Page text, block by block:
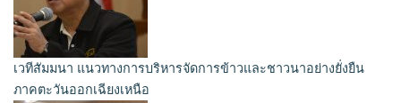
เวทีสัมมนา แนวทางการบริหารจัดการข้าวและชาวนาอย่างยั่งยืน
ภาคตะวันออกเฉียงเหนือ